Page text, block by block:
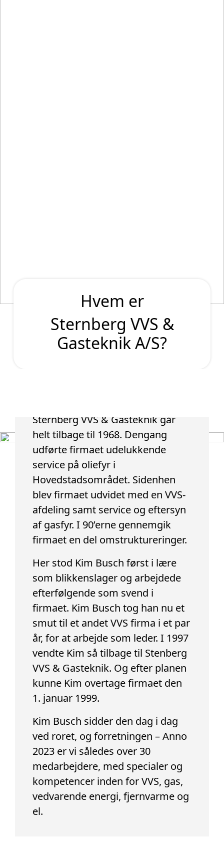
Hvem er
Sternberg VVS &
Gasteknik A/S?
Sternberg VVS & Gasteknik går
helt tilbage til 1968. Dengang
udførte firmaet udelukkende
service på oliefyr i
Hovedstadsområdet. Sidenhen
blev firmaet udvidet med en VVS-
afdeling samt service og eftersyn
af gasfyr. I 90’erne gennemgik
firmaet en del omstruktureringer.
Her stod Kim Busch først i lære
som blikkenslager og arbejdede
efterfølgende som svend i
firmaet. Kim Busch tog han nu et
smut til et andet VVS firma i et par
år, for at arbejde som leder. I 1997
vendte Kim så tilbage til Stenberg
VVS & Gasteknik. Og efter planen
kunne Kim overtage firmaet den
1. januar 1999.
Kim Busch sidder den dag i dag
ved roret, og forretningen – Anno
2023 er vi således over 30
medarbejdere, med specialer og
kompetencer inden for VVS, gas,
vedvarende energi, fjernvarme og
el.